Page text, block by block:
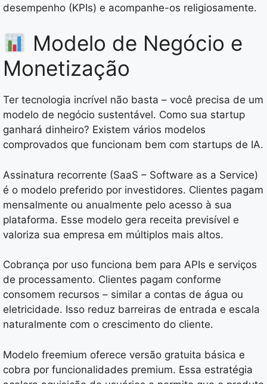
desempenho (KPIs) e acompanhe-os religiosamente.
Modelo de Negócio e
Monetização
Ter tecnologia incrível não basta – você precisa de um
modelo de negócio sustentável. Como sua startup
ganhará dinheiro? Existem vários modelos
comprovados que funcionam bem com startups de IA.
Assinatura recorrente (SaaS – Software as a Service)
é o modelo preferido por investidores. Clientes pagam
mensalmente ou anualmente pelo acesso à sua
plataforma. Esse modelo gera receita previsível e
valoriza sua empresa em múltiplos mais altos.
Cobrança por uso funciona bem para APIs e serviços
de processamento. Clientes pagam conforme
consomem recursos – similar a contas de água ou
eletricidade. Isso reduz barreiras de entrada e escala
naturalmente com o crescimento do cliente.
Modelo freemium oferece versão gratuita básica e
cobra por funcionalidades premium. Essa estratégia